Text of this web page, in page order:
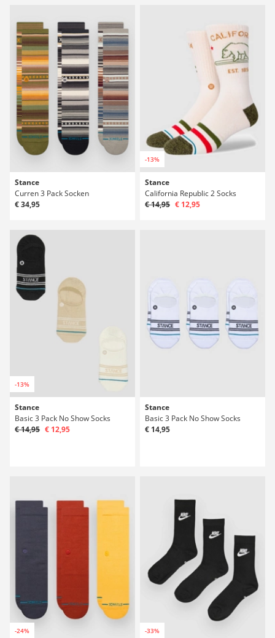
Stance
Curren 3 Pack Socken
€ 34,95
-13%
Stance
California Republic 2 Socks
€ 14,95 € 12,95
-13%
Stance
Basic 3 Pack No Show Socks
€ 14,95 € 12,95
Stance
Basic 3 Pack No Show Socks
€ 14,95
-24% -33%